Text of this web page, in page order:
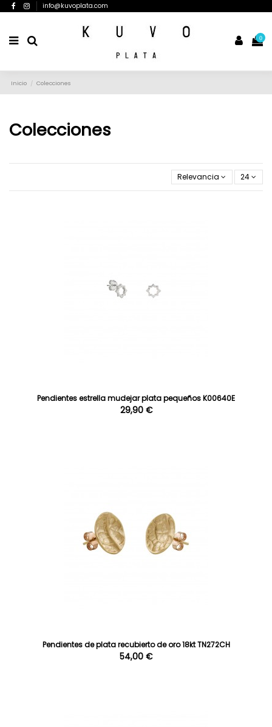
info@kuvoplata.com
0
Inicio Colecciones
Colecciones
Relevancia 24
Pendientes estrella mudejar plata pequeños K00640E
29,90 €
Pendientes de plata recubierto de oro 18kt TN272CH
54,00 €